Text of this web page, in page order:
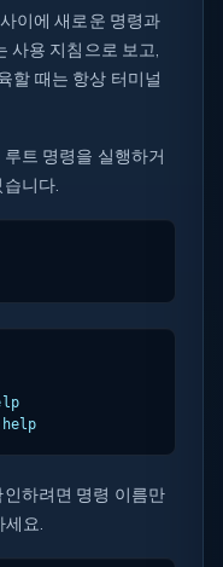
이에 새로운 명령과
사용 지침으로 보고,
할 때는 항상 터미널
트 명령을 실행하거
니다.
하려면 명령 이름만
요.